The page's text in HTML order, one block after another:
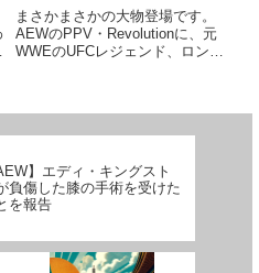
ームと火花を散らす
まさかまさかの大物登場です。
AEWのPPV・Revolutionに、元
WWEのUFCレジェンド、ロン
と、大量の警備員がリ...
】エディ・キングスト
負傷した膝の手術を受けた
を報告